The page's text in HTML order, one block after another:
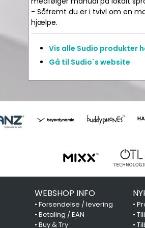
- Såfremt du er i tvivl om en
hjælpe.
Vis alle Sudio produkter
Gå til Sudio´s website
WEBSHOP INFO
• Forsendelse / levering
• Betaling / EAN
• Buy & Try
•
•
•